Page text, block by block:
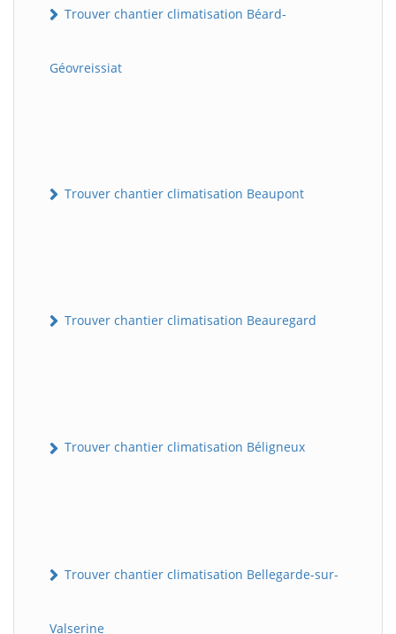
Trouver chantier climatisation Béard-
Géovreissiat
Trouver chantier climatisation Beaupont
Trouver chantier climatisation Beauregard
Trouver chantier climatisation Béligneux
Trouver chantier climatisation Bellegarde-sur-
Valserine